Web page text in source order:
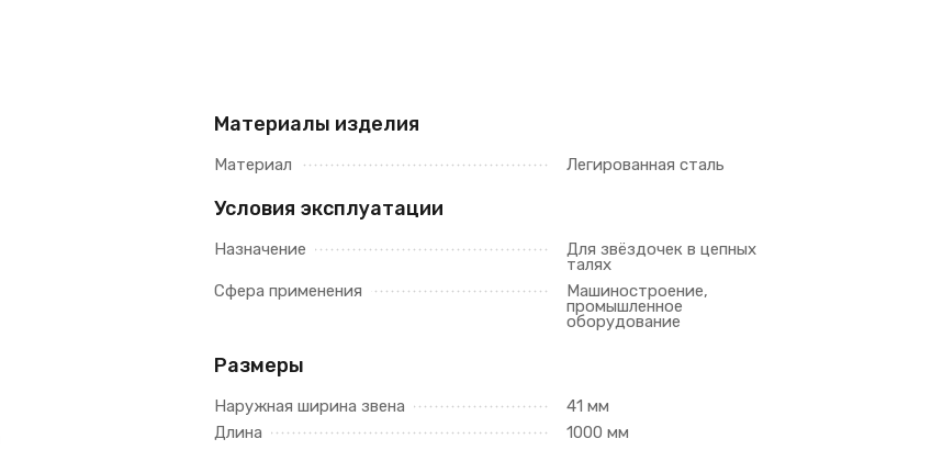
Материалы изделия
Материал Легированная сталь
Условия эксплуатации
Назначение Для звёздочек в цепных
талях
Сфера применения
Машиностроение,
промышленное
оборудование
Размеры
Наружная ширина звена
41 мм
Длина
1000 мм